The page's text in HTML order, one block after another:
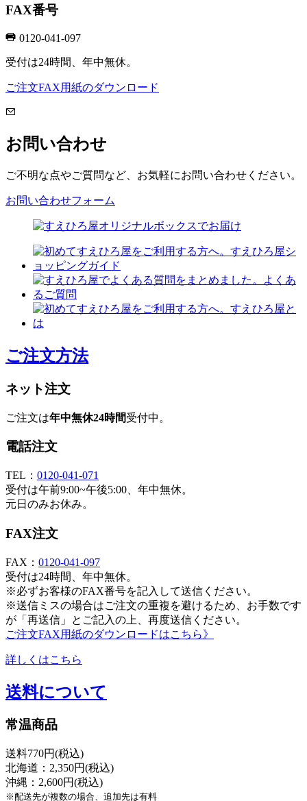
FAX番号
0120-041-097
受付は24時間、年中無休。
ご注文FAX用紙のダウンロード
お問い合わせ
ご不明な点やご質問など、お気軽にお問い合わせください。
お問い合わせフォーム
ご注文方法
ネット注文
ご注文は年中無休24時間受付中。
電話注文
TEL： 0120-041-071
受付は午前9:00~午後5:00、年中無休。
元日のみお休み。
FAX注文
FAX： 0120-041-097
受付は24時間、年中無休。
※必ずお客様のFAX番号を記入して送信ください。
※送信ミスの場合はご注文の重複を避けるため、お手数です
が「再送信」とご記入の上、再度送信ください。
ご注文FAX用紙のダウンロードはこちら》
詳しくはこちら
送料について
常温商品
送料770円(税込)
北海道：2,350円(税込)
沖縄：2,600円(税込)
※配送先が複数の場合、追加先は有料